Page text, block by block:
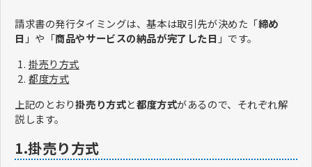
請求書の発行タイミングは、基本は取引先が決めた「締め
日 」や「商品やサービスの納品が完了した日 」です。
掛売り方式
都度方式
上記のとおり掛売り方式と都度方式があるので、それぞれ解
説します。
1.掛売り方式